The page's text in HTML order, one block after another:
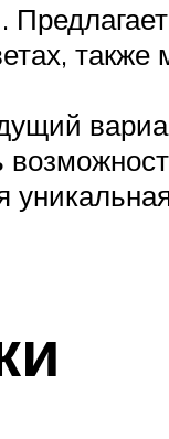
также